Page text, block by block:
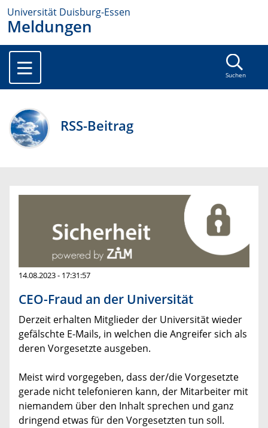
Universität Duisburg-Essen
Meldungen
Suchen
RSS-Beitrag
14.08.2023 - 17:31:57
CEO-Fraud an der Universität
Derzeit erhalten Mitglieder der Universität wieder
gefälschte E-Mails, in welchen die Angreifer sich als
deren Vorgesetzte ausgeben.
Meist wird vorgegeben, dass der/die Vorgesetzte
gerade nicht telefonieren kann, der Mitarbeiter mit
niemandem über den Inhalt sprechen und ganz
dringend etwas für den Vorgesetzten tun soll.